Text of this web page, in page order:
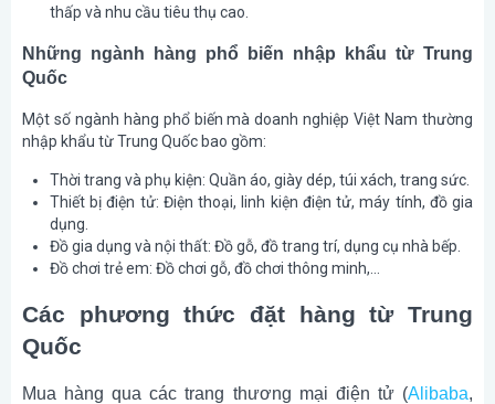
thấp và nhu cầu tiêu thụ cao.
Những ngành hàng phổ biến nhập khẩu từ Trung
Quốc
Một số ngành hàng phổ biến mà doanh nghiệp Việt Nam thường
nhập khẩu từ Trung Quốc bao gồm:
Thời trang và phụ kiện: Quần áo, giày dép, túi xách, trang sức.
Thiết bị điện tử: Điện thoại, linh kiện điện tử, máy tính, đồ gia
dụng.
Đồ gia dụng và nội thất: Đồ gỗ, đồ trang trí, dụng cụ nhà bếp.
Đồ chơi trẻ em: Đồ chơi gỗ, đồ chơi thông minh,…
Các phương thức đặt hàng từ Trung
Quốc
Mua hàng qua các trang thương mại điện tử (Alibaba,